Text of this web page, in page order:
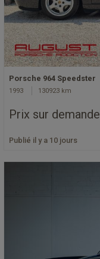
Porsche 964 Speedster
1993 130923 km
Prix sur demande
Publié il y a 10 jours